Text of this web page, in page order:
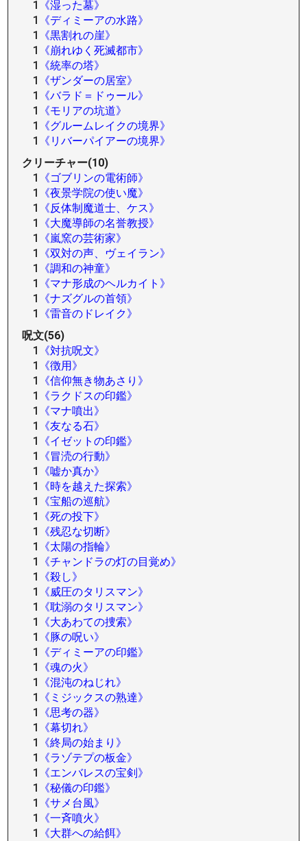
1
《湿った墓》
1
《ディミーアの水路》
1
《黒割れの崖》
1
《崩れゆく死滅都市》
1
《統率の塔》
1
《ザンダーの居室》
1
《バラド＝ドゥール》
1
《モリアの坑道》
1
《グルームレイクの境界》
1
《リバーパイアーの境界》
クリーチャー(10)
1
《ゴブリンの電術師》
1
《夜景学院の使い魔》
1
《反体制魔道士、ケス》
1
《大魔導師の名誉教授》
1
《嵐窯の芸術家》
1
《双対の声、ヴェイラン》
1
《調和の神童》
1
《マナ形成のヘルカイト》
1
《ナズグルの首領》
1
《雷音のドレイク》
呪文(56)
1
《対抗呪文》
1
《徴用》
1
《信仰無き物あさり》
1
《ラクドスの印鑑》
1
《マナ噴出》
1
《友なる石》
1
《イゼットの印鑑》
1
《冒涜の行動》
1
《嘘か真か》
1
《時を越えた探索》
1
《宝船の巡航》
1
《死の投下》
1
《残忍な切断》
1
《太陽の指輪》
1
《チャンドラの灯の目覚め》
1
《殺し》
1
《威圧のタリスマン》
1
《耽溺のタリスマン》
1
《大あわての捜索》
1
《豚の呪い》
1
《ディミーアの印鑑》
1
《魂の火》
1
《混沌のねじれ》
1
《ミジックスの熟達》
1
《思考の器》
1
《幕切れ》
1
《終局の始まり》
1
《ラゾテプの板金》
1
《エンバレスの宝剣》
1
《秘儀の印鑑》
1
《サメ台風》
1
《一斉噴火》
1
《大群への給餌》